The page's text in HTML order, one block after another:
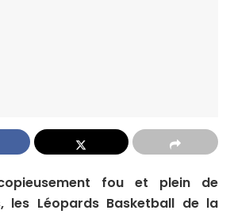
fou et plein de
les Léopards Basketball de la